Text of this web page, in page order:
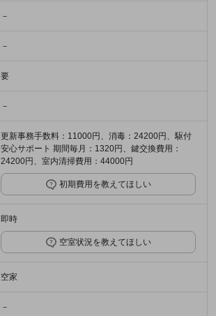
－
－
要
－
更新事務手数料：11000円、消毒：24200円、駆付
安心サポート 期間毎月：1320円、鍵交換費用：
24200円、室内清掃費用：44000円
初期費用を教えてほしい
即時
空室状況を教えてほしい
空家
－